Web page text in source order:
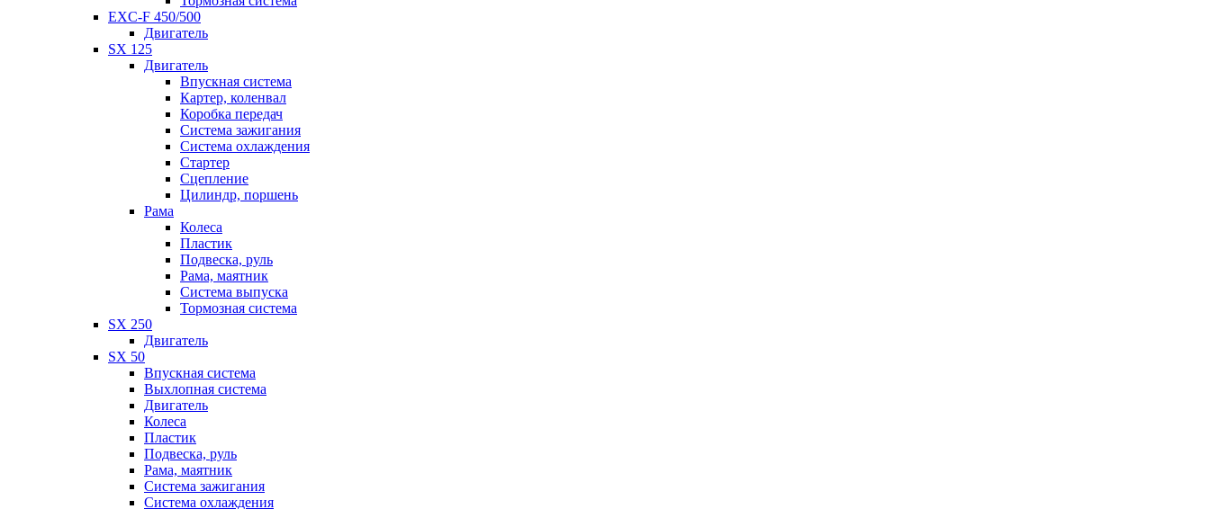
EXC-F 450/500
Двигатель
SX 125
Двигатель
Впускная система
Картер, коленвал
Коробка передач
Система зажигания
Система охлаждения
Стартер
Сцепление
Цилиндр, поршень
Рама
Колеса
Пластик
Подвеска, руль
Рама, маятник
Система выпуска
Тормозная система
SX 250
Двигатель
SX 50
Впускная система
Выхлопная система
Двигатель
Колеса
Пластик
Подвеска, руль
Рама, маятник
Система зажигания
Система охлаждения